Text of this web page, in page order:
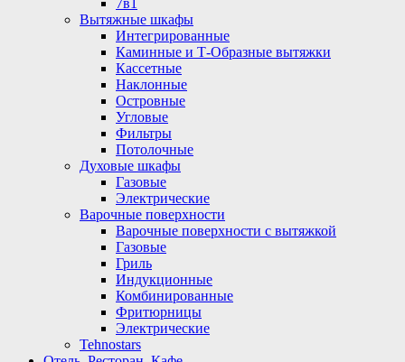
7в1
Вытяжные шкафы
Интегрированные
Каминные и Т-Образные вытяжки
Кассетные
Наклонные
Островные
Угловые
Фильтры
Потолочные
Духовые шкафы
Газовые
Электрические
Варочные поверхности
Варочные поверхности с вытяжкой
Газовые
Гриль
Индукционные
Комбинированные
Фритюрницы
Электрические
Tehnostars